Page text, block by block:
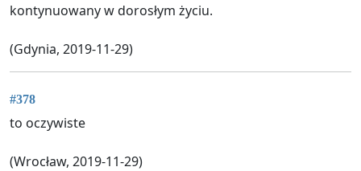
kontynuowany w dorosłym życiu.
(Gdynia, 2019-11-29)
#378
to oczywiste
(Wrocław, 2019-11-29)